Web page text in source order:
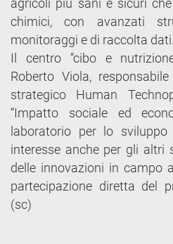
agricoli più sani e sicuri
chimici, con avanzati
monitoraggi e di raccolta dati.
Il centro “cibo e
Roberto Viola,
strategico Human
“Impatto sociale ed
laboratorio per lo
interesse anche per gli altri
delle innovazioni in campo
partecipazione diretta del
(sc)